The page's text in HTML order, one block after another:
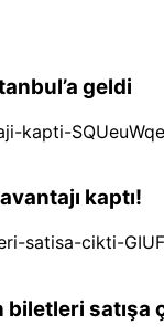
geldi
kaptı!
satışa